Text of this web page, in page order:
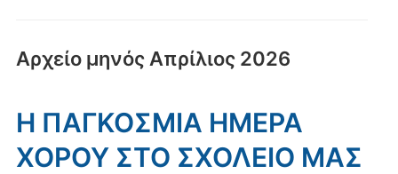
Αρχείο μηνός Απρίλιος 2026
Η ΠΑΓΚΟΣΜΙΑ ΗΜΕΡΑ
ΧΟΡΟΥ ΣΤΟ ΣΧΟΛΕΙΟ ΜΑΣ